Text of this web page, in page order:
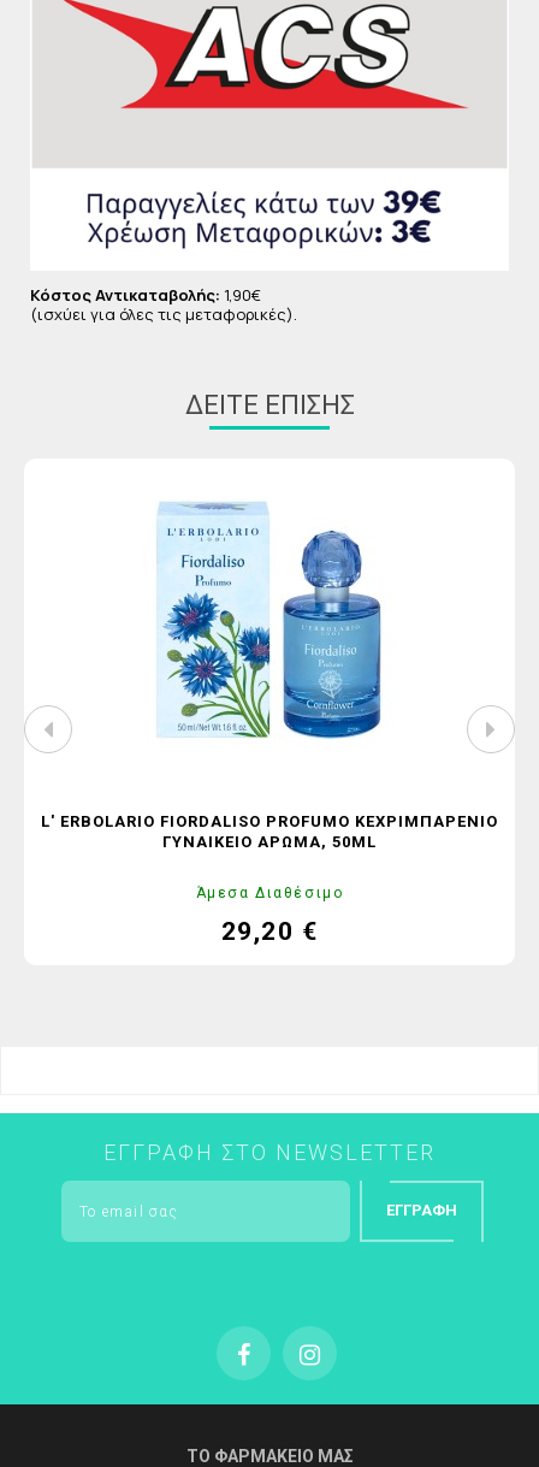
Κόστος Αντικαταβολής: 1,90€
(ισχύει για όλες τις μεταφορικές).
ΔΕΊΤΕ ΕΠΊΣΗΣ
L' ERBOLARIO FIORDALISO PROFUMO ΚΕΧΡΙΜΠΑΡΈΝΙΟ
ΓΥΝΑΙΚΕΊΟ ΆΡΩΜΑ, 50ML
Άμεσα Διαθέσιμο
Τιμή
29,20 €
ΕΓΓΡΑΦΉ ΣΤΟ NEWSLETTER
ΕΓΓΡΑΦΉ
ΤΟ ΦΑΡΜΑΚΕΙΟ ΜΑΣ